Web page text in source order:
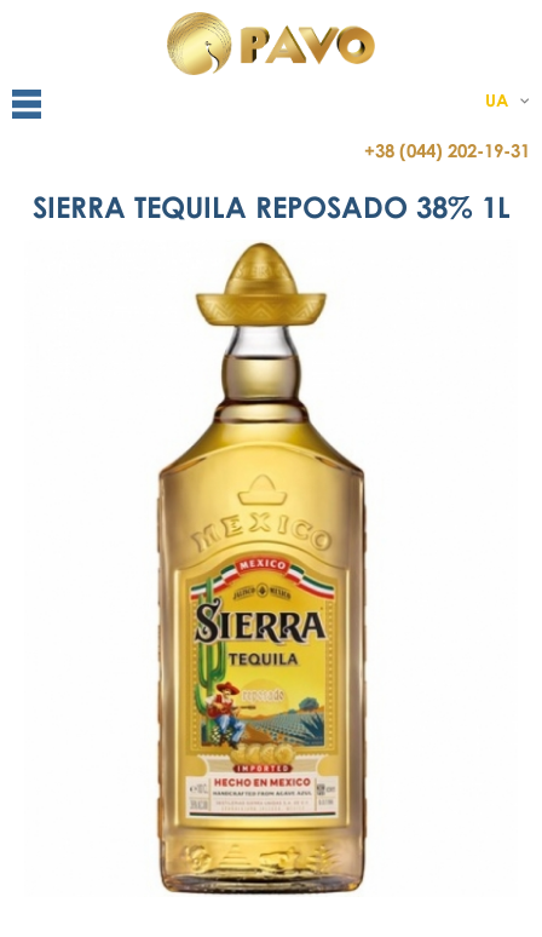
UA
+38 (044) 202-19-31
SIERRA TEQUILA REPOSADO 38% 1L